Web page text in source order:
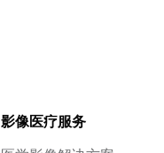
影像医疗服务